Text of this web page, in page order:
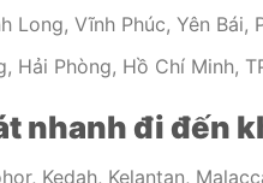
Long, Vĩnh Phúc, Yên Bái,
Hải Phòng, Hồ Chí Minh,
nhanh đi đến
Kedah, Kelantan,